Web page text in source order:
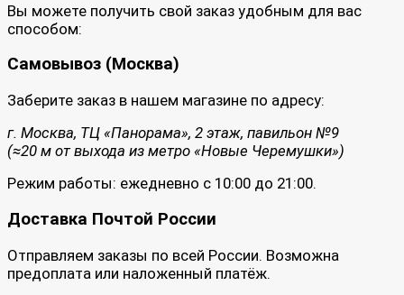
Вы можете получить свой заказ удобным для вас
способом:
Самовывоз (Москва)
Заберите заказ в нашем магазине по адресу:
г. Москва, ТЦ «Панорама», 2 этаж, павильон №9
(≈20 м от выхода из метро «Новые Черемушки»)
Режим работы: ежедневно с 10:00 до 21:00.
Доставка Почтой России
Отправляем заказы по всей России. Возможна
предоплата или наложенный платёж.